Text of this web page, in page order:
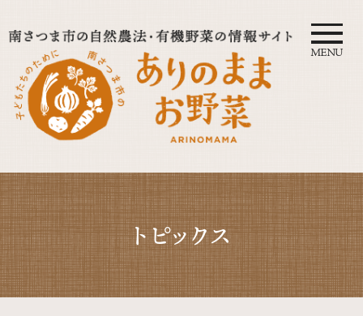
自然農法・オーガニック南さつ
ま公式サイト｜鹿児島の有機・
無農薬野菜
MENU
トピックス